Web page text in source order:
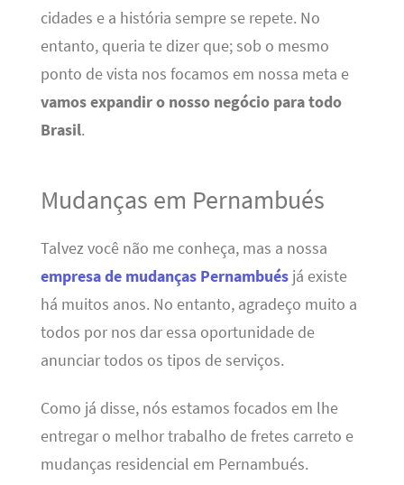
cidades e a história sempre se repete. No
entanto, queria te dizer que; sob o mesmo
ponto de vista nos focamos em nossa meta e
vamos expandir o nosso negócio para todo
Brasil.
Mudanças em Pernambués
Talvez você não me conheça, mas a nossa
empresa de mudanças Pernambuésjá existe
há muitos anos. No entanto, agradeço muito a
todos por nos dar essa oportunidade de
anunciar todos os tipos de serviços.
Como já disse, nós estamos focados em lhe
entregar o melhor trabalho de fretes carreto e
mudanças residencial em Pernambués.